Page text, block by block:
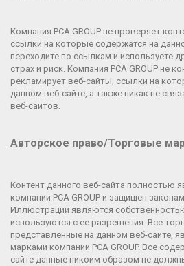
Компания PCA GROUP не проверяет
ссылки на которые содержатся на
переходите по ссылкам и используете
страх и риск. Компания PCA GROUP не
рекламирует веб-сайты, ссылки на
данном веб-сайте, а также никак не
веб-сайтов.
Авторское право/Торговые
Контент данного веб-сайта полностью
компании PCA GROUP и защищен
Иллюстрации являются
используются с ее разрешения. Все
представленные на данном веб-сайте,
марками компании PCA GROUP. Все
сайте данные никоим образом не